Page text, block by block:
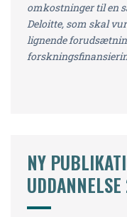
omkostninger til en
Deloitte, som skal
lignende
NY